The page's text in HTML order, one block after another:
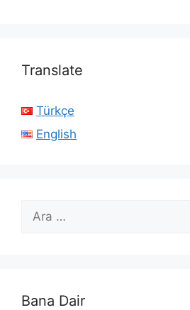
Translate
Türkçe
English
için
Bana Dair